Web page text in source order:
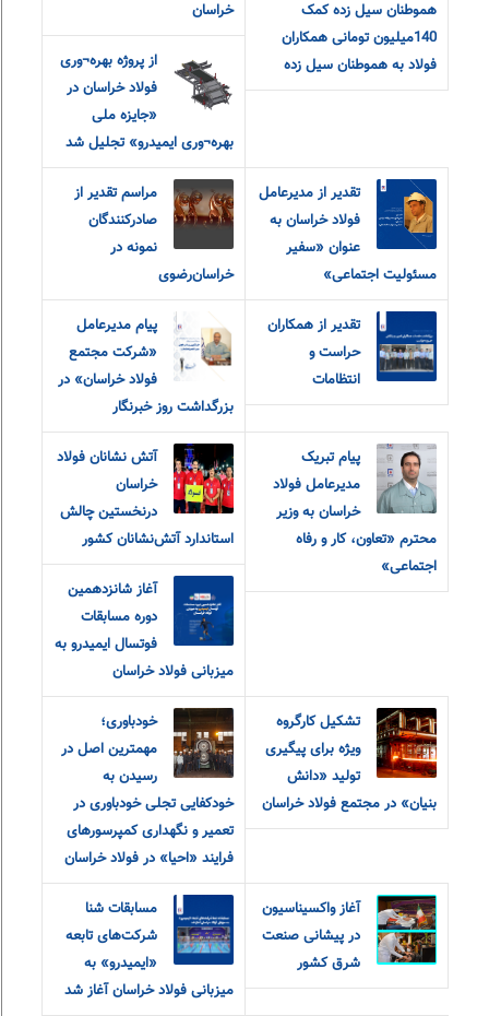
هموطنان سیل زده کمک
140میلیون تومانی همکاران
فولاد به هموطنان سیل زده
خراسان
از پروژه بهره¬وری
فولاد خراسان در
«جایزه ملی
بهره¬وری ایمیدرو» تجلیل شد
تقدیر از مدیرعامل
فولاد خراسان به
عنوان «سفیر
مسئولیت اجتماعی»
مراسم تقدیر از
صادرکنندگان
نمونه در
خراسان‌رضوی
تقدیر از همکاران
حراست و
انتظامات
پیام مدیرعامل
«شرکت مجتمع
فولاد خراسان» در
بزرگداشت روز خبرنگار
پیام تبریک
مدیرعامل فولاد
خراسان به وزیر
محترم «تعاون، کار و رفاه
اجتماعی»
آتش نشانان فولاد
خراسان
درنخستین چالش
استاندارد آتش‌نشانان کشور
آغاز شانزدهمین
دوره مسابقات
فوتسال ایمیدرو به
میزبانی فولاد خراسان
تشکیل کارگروه
ویژه برای پیگیری
تولید «دانش
بنیان» در مجتمع فولاد خراسان
خودباوری؛
مهمترین اصل در
رسیدن به
خودکفایی تجلی خودباوری در
تعمیر و نگهداری کمپرسورهای
فرایند «احیا» در فولاد خراسان
آغاز واکسیناسیون
در پیشانی صنعت
شرق کشور
مسابقات شنا
شرکت‌های تابعه
«ایمیدرو» به
میزبانی فولاد خراسان آغاز شد